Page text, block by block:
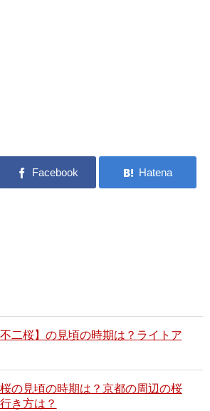
二桜】の見頃の時期は？ライトア
の見頃の時期は？京都の周辺の桜
き方は？